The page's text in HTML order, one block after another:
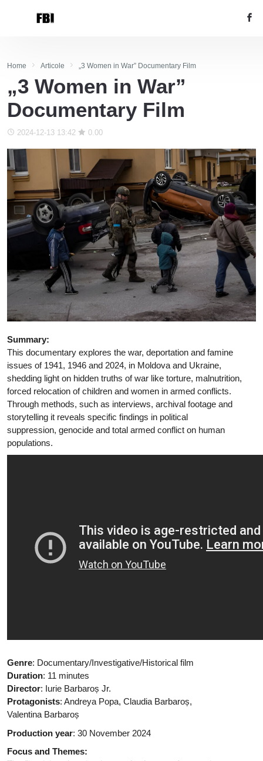
Home Articole „3 Women in War” Documentary Film
„3 Women in War”
Documentary Film
2024-12-13 13:42 0.00
Summary:
This documentary explores the war, deportation and famine
issues of 1941, 1946 and 2024, in Moldova and Ukraine,
shedding light on hidden truths of war like torture, malnutrition,
forced relocation of children and women in armed conflicts.
Through methods, such as interviews, archival footage and
storytelling it reveals specific findings in political
suppression, genocide and total armed conflict on human
populations.
Genre: Documentary/Investigative/Historical film
Duration: 11 minutes
Director: Iurie Barbaroș Jr.
Protagonists: Andreya Popa, Claudia Barbaroș,
Valentina Barbaroș
Production year: 30 November 2024
Focus and Themes: